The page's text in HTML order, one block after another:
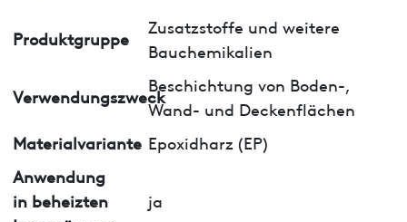
Produktgruppe
Zusatzstoffe und weitere
Bauchemikalien
Verwendungszweck
Beschichtung von Boden-,
Wand- und Deckenflächen
Materialvariante Epoxidharz (EP)
Anwendung
in beheizten
ja